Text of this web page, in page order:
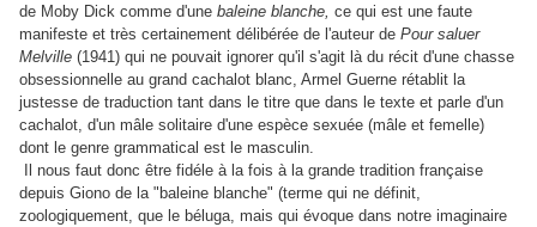
de Moby Dick comme d'une baleine blanche, ce qui est une faute
manifeste et très certainement délibérée de l'auteur de Pour saluer
Melville (1941) qui ne pouvait ignorer qu'il s'agit là du récit d'une chasse
obsessionnelle au grand cachalot blanc, Armel Guerne rétablit la
justesse de traduction tant dans le titre que dans le texte et parle d'un
cachalot, d'un mâle solitaire d'une espèce sexuée (mâle et femelle)
dont le genre grammatical est le masculin.
Il nous faut donc être fidéle à la fois à la grande tradition française
depuis Giono de la "baleine blanche" (terme qui ne définit,
zoologiquement, que le béluga, mais qui évoque dans notre imaginaire